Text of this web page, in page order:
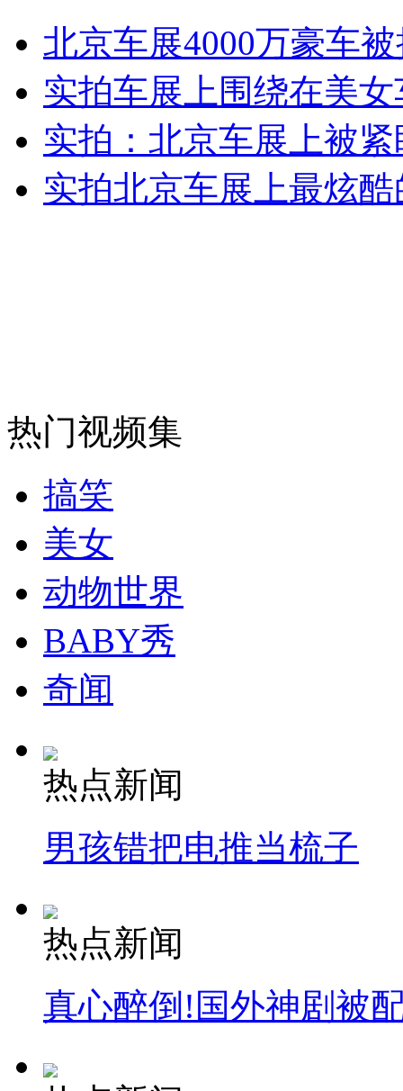
走！跟着总书记去植树
消防员救轻生者 花炮节热闹非凡 减压"枕头大战"
纽约上演“枕头大战”
北京车展4000万豪车
实拍车展上围绕在美
实拍：北京车展上被
实拍北京车展上最炫酷
热门视频集
搞笑
美女
动物世界
BABY秀
奇闻
热点新闻
男孩错把电推当梳子
热点新闻
真心醉倒!国外神剧被